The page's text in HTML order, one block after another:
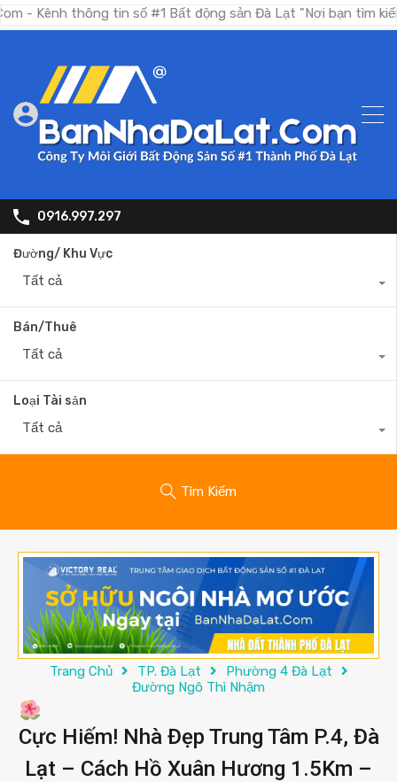
thông tin số #1 Bất động sản Đà Lạt "Nơi bạn tìm kiếm bất
0916.997.297
Đường/ Khu Vực
Tất cả
Bán/Thuê
Tất cả
Loại Tài sản
Tất cả
Tìm Kiếm
Trang Chủ TP. Đà Lạt
Phường 4 Đà Lạt
Đường Ngô Thì Nhậm
Cực Hiếm! Nhà Đẹp Trung Tâm P.4, Đà
Lạt – Cách Hồ Xuân Hương 1.5Km –